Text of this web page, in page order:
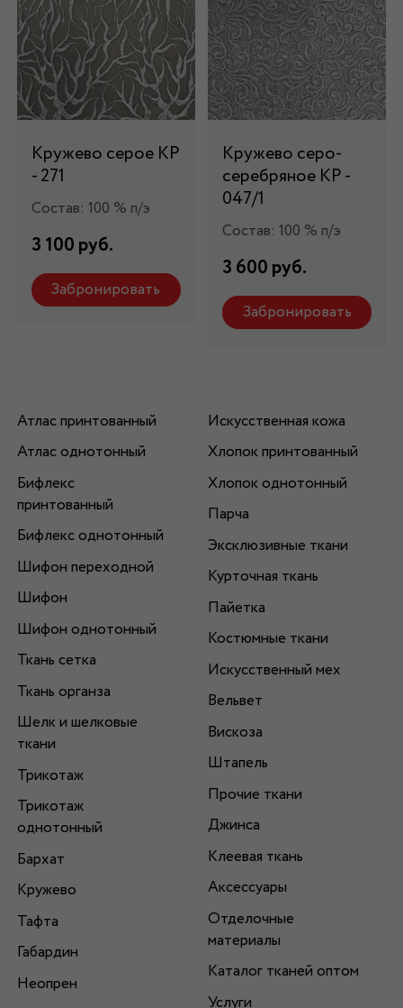
Кружево серое КР
- 271
Состав: 100 % п/э
3 100 руб.
Забронировать
Кружево серо-
серебряное КР -
047/1
Состав: 100 % п/э
3 600 руб.
Забронировать
Атлас принтованный
Атлас однотонный
Бифлекс
принтованный
Бифлекс однотонный
Шифон переходной
Шифон
Шифон однотонный
Ткань сетка
Ткань органза
Шелк и шелковые
ткани
Трикотаж
Трикотаж
однотонный
Бархат
Кружево
Тафта
Габардин
Неопрен
Искусственная кожа
Хлопок принтованный
Хлопок однотонный
Парча
Эксклюзивные ткани
Курточная ткань
Пайетка
Костюмные ткани
Искусственный мех
Вельвет
Вискоза
Штапель
Прочие ткани
Джинса
Клеевая ткань
Аксессуары
Отделочные
материалы
Каталог тканей оптом
Услуги